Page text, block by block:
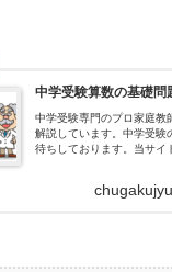
中学受験算数の基礎問
中学受験専門のプロ家庭教
解説しています。中学受験
待ちしております。当サイ
プリントも...